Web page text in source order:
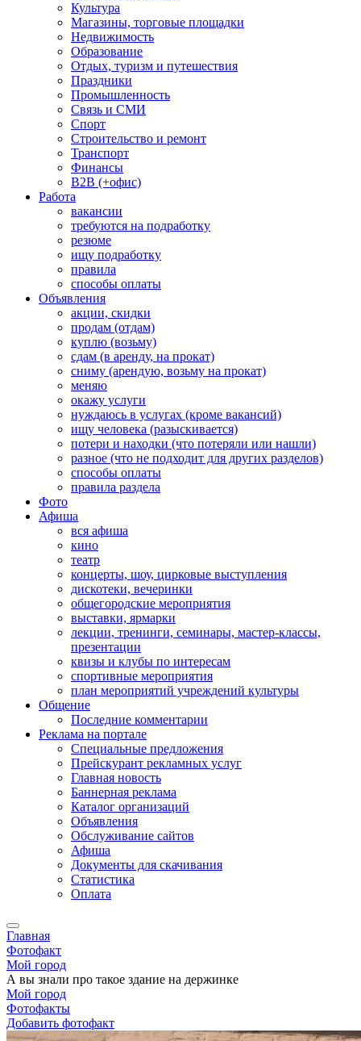
Культура
Магазины, торговые площадки
Недвижимость
Образование
Отдых, туризм и путешествия
Праздники
Промышленность
Связь и СМИ
Спорт
Строительство и ремонт
Транспорт
Финансы
B2B (+офис)
Работа
вакансии
требуются на подработку
резюме
ищу подработку
правила
способы оплаты
Объявления
акции, скидки
продам (отдам)
куплю (возьму)
сдам (в аренду, на прокат)
сниму (арендую, возьму на прокат)
меняю
окажу услуги
нуждаюсь в услугах (кроме вакансий)
ищу человека (разыскивается)
потери и находки (что потеряли или нашли)
разное (что не подходит для других разделов)
способы оплаты
правила раздела
Фото
Афиша
вся афиша
кино
театр
концерты, шоу, цирковые выступления
дискотеки, вечеринки
общегородские мероприятия
выставки, ярмарки
лекции, тренинги, семинары, мастер-классы,
презентации
квизы и клубы по интересам
спортивные мероприятия
план мероприятий учреждений культуры
Общение
Последние комментарии
Реклама на портале
Специальные предложения
Прейскурант рекламных услуг
Главная новость
Баннерная реклама
Каталог организаций
Объявления
Обслуживание сайтов
Афиша
Документы для скачивания
Статистика
Оплата
Главная
Фотофакт
Мой город
А вы знали про такое здание на держинке
Мой город
Фотофакты
Добавить фотофакт